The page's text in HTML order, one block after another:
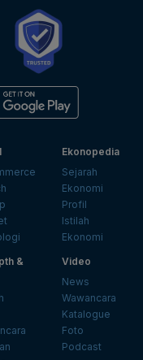
Ekonopedia
Sejarah
Ekonomi
Profil
Istilah
Ekonomi
&
Video
News
Wawancara
Katalogue
Foto
Podcast